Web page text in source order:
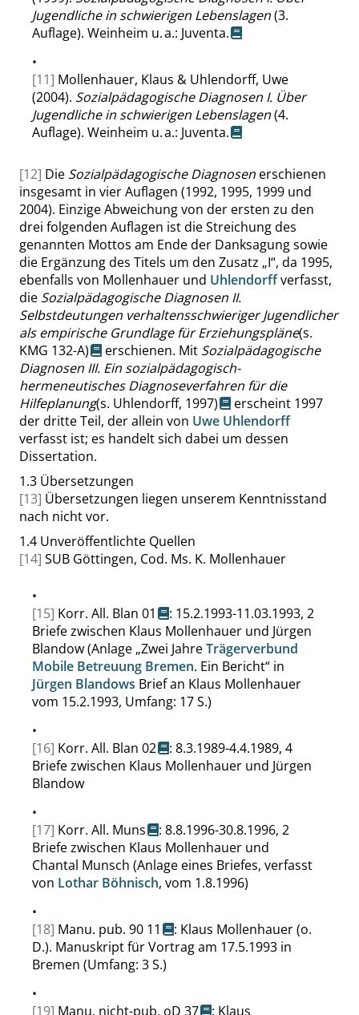
Jugendliche in schwierigen Lebenslagen(3.
Auflage). Weinheim u. a.: Juventa.
•
[11] Mollenhauer, Klaus & Uhlendorff, Uwe
(2004). Sozialpädagogische Diagnosen I. Über
Jugendliche in schwierigen Lebenslagen(4.
Auflage). Weinheim u. a.: Juventa.
[12] Die Sozialpädagogische Diagnosen erschienen
insgesamt in vier Auflagen (1992, 1995, 1999 und
2004). Einzige Abweichung von der ersten zu den
drei folgenden Auflagen ist die Streichung des
genannten Mottos am Ende der Danksagung sowie
die Ergänzung des Titels um den Zusatz „I“, da 1995,
ebenfalls von Mollenhauer und Uhlendorffverfasst,
die Sozialpädagogische Diagnosen II.
Selbstdeutungen verhaltensschwieriger Jugendlicher
als empirische Grundlage für Erziehungspläne(s.
KMG 132-A) erschienen. Mit Sozialpädagogische
Diagnosen III. Ein sozialpädagogisch-
hermeneutisches Diagnoseverfahren für die
Hilfeplanung(s. Uhlendorff, 1997)
erscheint 1997
der dritte Teil, der allein von Uwe Uhlendorff
verfasst ist; es handelt sich dabei um dessen
Dissertation.
1.3 Übersetzungen
[13] Übersetzungen liegen unserem Kenntnisstand
nach nicht vor.
1.4 Unveröffentlichte Quellen
[14] SUB Göttingen, Cod. Ms. K. Mollenhauer
•
[15] Korr. All. Blan 01
: 15.2.1993-11.03.1993, 2
Briefe zwischen Klaus Mollenhauer und Jürgen
Blandow (Anlage „Zwei JahreTrägerverbund
Mobile Betreuung Bremen. Ein Bericht“ in
Jürgen Blandows Brief an Klaus Mollenhauer
vom 15.2.1993, Umfang: 17 S.)
•
[16] Korr. All. Blan 02
: 8.3.1989-4.4.1989, 4
Briefe zwischen Klaus Mollenhauer und Jürgen
Blandow
•
[17] Korr. All. Muns
: 8.8.1996-30.8.1996, 2
Briefe zwischen Klaus Mollenhauer und
Chantal Munsch (Anlage eines Briefes, verfasst
von Lothar Böhnisch, vom 1.8.1996)
•
[18] Manu. pub. 90 11
: Klaus Mollenhauer (o.
D.). Manuskript für Vortrag am 17.5.1993 in
Bremen (Umfang: 3 S.)
•
[19] Manu. nicht-pub. oD 37 : Klaus